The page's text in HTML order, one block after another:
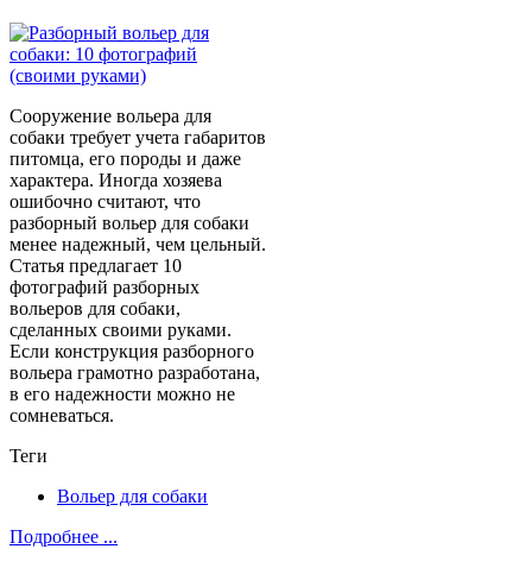
Сооружение вольера для
собаки требует учета габаритов
питомца, его породы и даже
характера. Иногда хозяева
ошибочно считают, что
разборный вольер для собаки
менее надежный, чем цельный.
Статья предлагает 10
фотографий разборных
вольеров для собаки,
сделанных своими руками.
Если конструкция разборного
вольера грамотно разработана,
в его надежности можно не
сомневаться.
Теги
Вольер для собаки
Подробнее ...